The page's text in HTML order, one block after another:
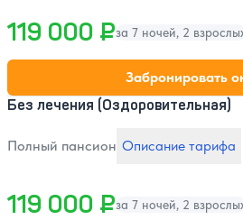
119 000 ₽за 7 ночей, 2
Забронировать
Без лечения (Оздоровительная)
Полный пансион Описание тарифа
119 000 ₽за 7 ночей, 2